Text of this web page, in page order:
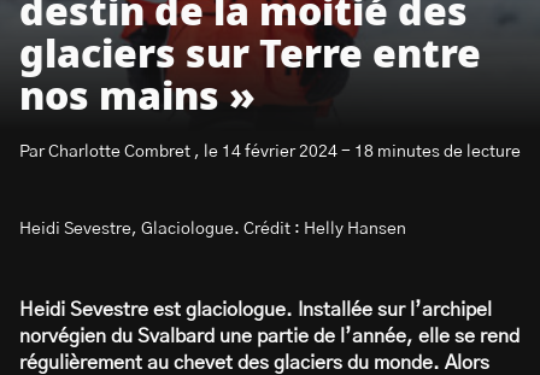
destin de la moitié des
glaciers sur Terre entre
nos mains »
Par Charlotte Combret , le 14 février 2024 - 18 minutes de lecture
Heidi Sevestre, Glaciologue. Crédit : Helly Hansen
Heidi Sevestre est glaciologue. Installée sur l’archipel
norvégien du Svalbard une partie de l’année, elle se rend
régulièrement au chevet des glaciers du monde. Alors
Inspiré.es inspirant.es
S’abonner à la newsletter
interview Volte-face influenceur.se